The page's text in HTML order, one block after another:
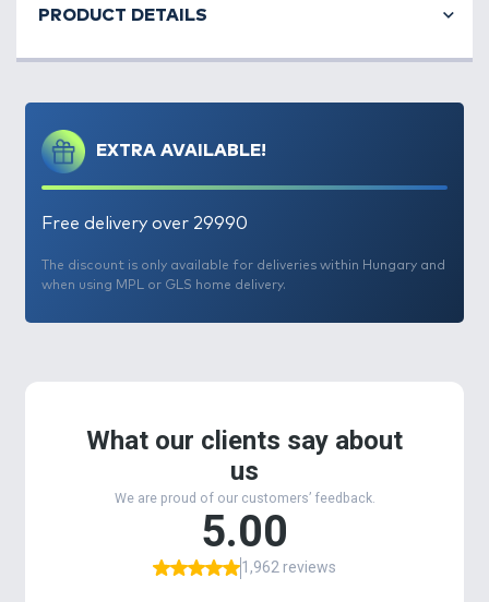
A nagy távolságú, pontos horgászat igazi
botra van szükség, amelyben tökéletes
kontroll. Az Új By Döme TEAM FEEDER Kawo LC
bot éppen ezt nyújtja: Kínában, a híres Kaiwo
horgászbotgyárban készült, a legmodernebb
gyártástechnológia alkalmazásával és világelső
alapanyagok felhasználásával, hogy a
távolságot és a pontosságot.
A Kaiwo márkanév a hazai horgászok körében is
ismerősen csenghet, nem véletlenül, hiszen néhány
létre, mely minden igényt maximálisan kielégít. Az
eredmény pedig magáért beszél, mert a
leghosszabb változattal – megfelelő
dobótechnikával és végszerelékkel – akár 180
méteres távolságot is meg lehet dobni.
EXTRA AVAILABLE!
Free delivery over 29990
The discount is only available for deliveries within Hungary and
when using MPL or GLS home delivery.
PRODUCT DETAILS